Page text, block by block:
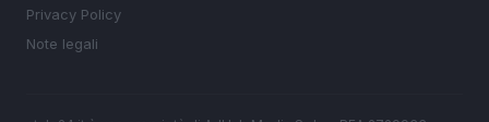
Privacy Policy
Note legali